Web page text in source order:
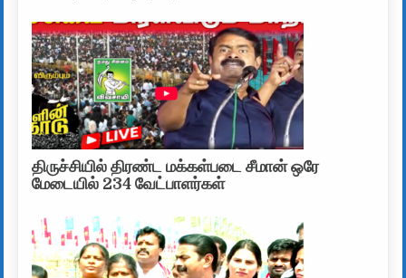
திருச்சியில் திரண்ட மக்கள்படை சீமான் ஒரே
மேடையில் 234 வேட்பாளர்கள்